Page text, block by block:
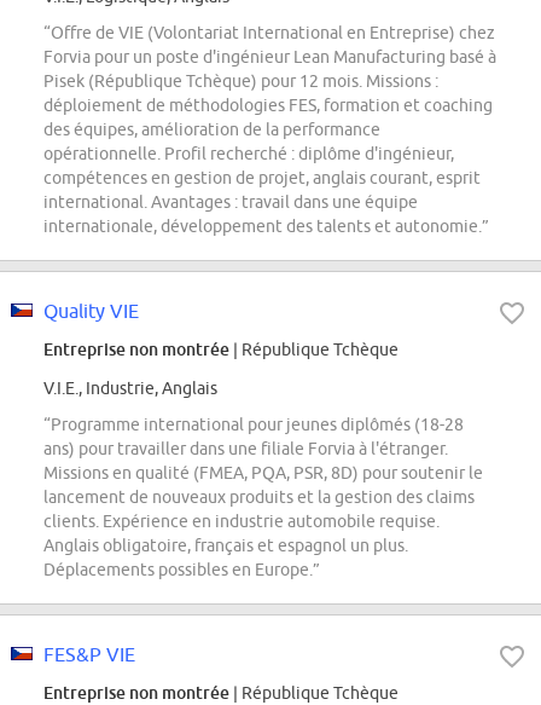
“Offre de VIE (Volontariat International en Entreprise) chez
Forvia pour un poste d'ingénieur Lean Manufacturing basé à
Pisek (République Tchèque) pour 12 mois. Missions :
déploiement de méthodologies FES, formation et coaching
des équipes, amélioration de la performance
opérationnelle. Profil recherché : diplôme d'ingénieur,
compétences en gestion de projet, anglais courant, esprit
international. Avantages : travail dans une équipe
internationale, développement des talents et autonomie.”
Quality VIE
Entreprise non montrée | République Tchèque
V.I.E., Industrie, Anglais
“Programme international pour jeunes diplômés (18-28
ans) pour travailler dans une filiale Forvia à l'étranger.
Missions en qualité (FMEA, PQA, PSR, 8D) pour soutenir le
lancement de nouveaux produits et la gestion des claims
clients. Expérience en industrie automobile requise.
Anglais obligatoire, français et espagnol un plus.
Déplacements possibles en Europe.”
FES&P VIE
Entreprise non montrée | République Tchèque